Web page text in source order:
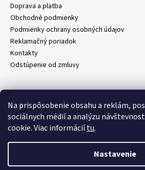
Na prispôsobenie obsahu a reklám,
sociálnych médií a analýzu
cookie. Viac informáciítu.
Nastavenie
Doprava a platba
Obchodné podmienky
Podmienky ochrany osobných údajov
Reklamačný poriadok
Kontakty
Odstúpenie od zmluvy
Prijímame online platby